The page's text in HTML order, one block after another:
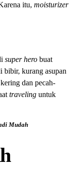
itu,moisturizer
super hero buat
bibir, kurang asupan
dan pecah-
travelinguntuk
Mudah